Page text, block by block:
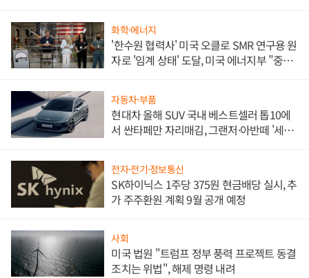
화학·에너지
'한수원 협력사' 미국 오클로 SMR 연구용 원
자로 '임계 상태' 도달, 미국 에너지부 "중요
자동차·부품
현대차 올해 SUV 국내 베스트셀러 톱10에
서 싼타페만 자리매김, 그랜저·아반떼 '세단
전자·전기·정보통신
SK하이닉스 1주당 375원 현금배당 실시, 추
가 주주환원 계획 9월 공개 예정
사회
미국 법원 "트럼프 정부 풍력 프로젝트 동결
조치는 위법", 해제 명령 내려